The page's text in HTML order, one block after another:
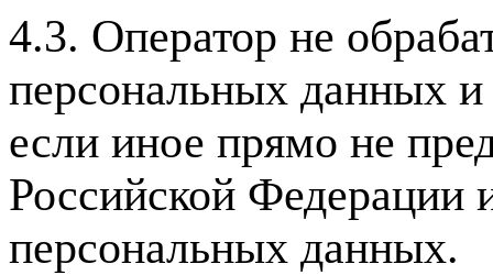
4.3. Оператор не
персональных данных
если иное прямо не
Российской Федерации
персональных данных.